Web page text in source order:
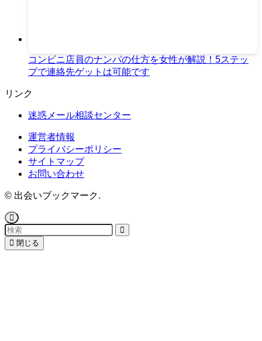
コンビニ店員のナンパの仕方を女性が解説！5ステッ
プで連絡先ゲットは可能です
リンク
迷惑メール相談センター
運営者情報
プライバシーポリシー
サイトマップ
お問い合わせ
© 出会いブックマーク.
閉じる